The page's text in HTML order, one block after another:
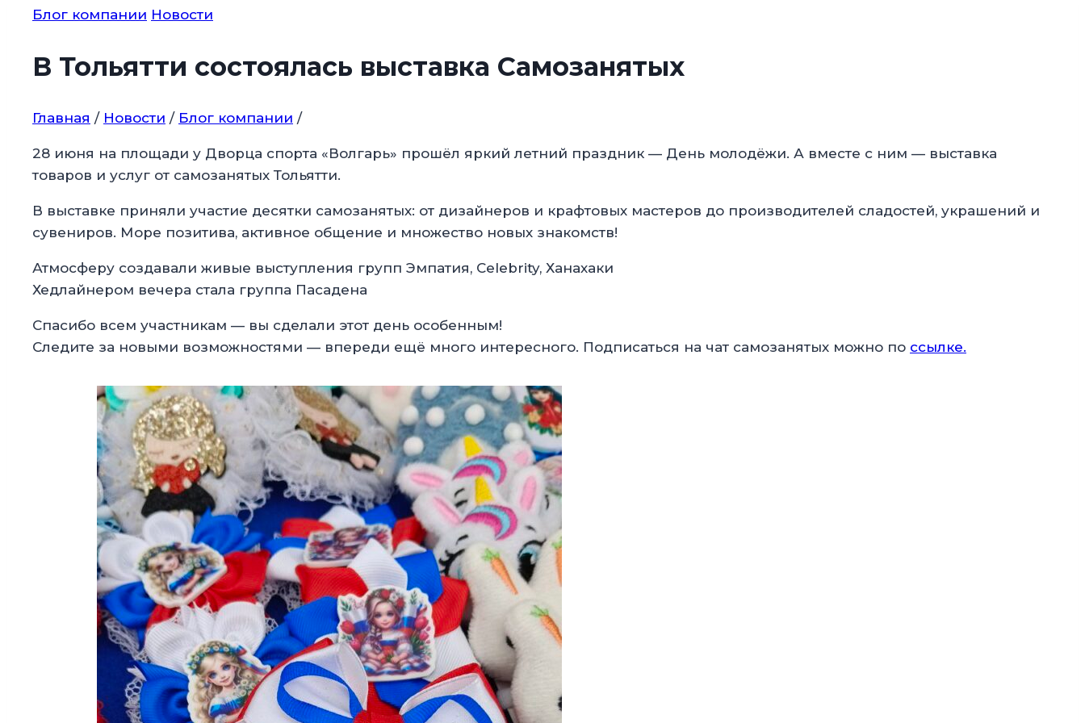
Блог компании Новости
В Тольятти состоялась выставка Самозанятых
Главная / Новости / Блог компании /
28 июня на площади у Дворца спорта «Волгарь» прошёл яркий летний праздник — День молодёжи. А вместе с ним — выставка
товаров и услуг от самозанятых Тольятти.
В выставке приняли участие десятки самозанятых: от дизайнеров и крафтовых мастеров до производителей сладостей, украшений и
сувениров. Море позитива, активное общение и множество новых знакомств!
Атмосферу создавали живые выступления групп Эмпатия, Celebrity, Ханахаки
Хедлайнером вечера стала группа Пасадена
Спасибо всем участникам — вы сделали этот день особенным!
Следите за новыми возможностями — впереди ещё много интересного. Подписаться на чат самозанятых можно по ссылке.